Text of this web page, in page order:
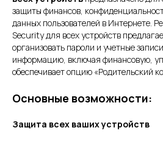
защиты финансов,
данных пользователей в Интернете.
Security для всех устройств
организовать пароли и учетные
информацию, включая финансовую,
обеспечивает опцию «Родительский
Основные возможности:
Защита всех ваших устройств